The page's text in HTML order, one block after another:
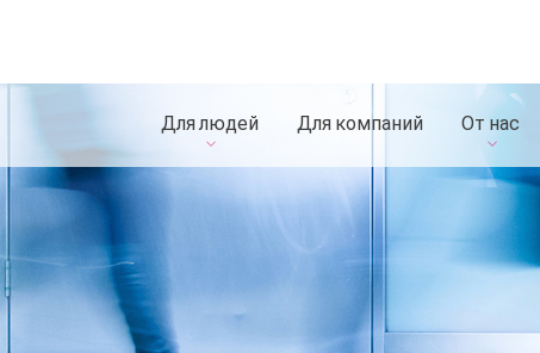
Для людей Для компаний От нас